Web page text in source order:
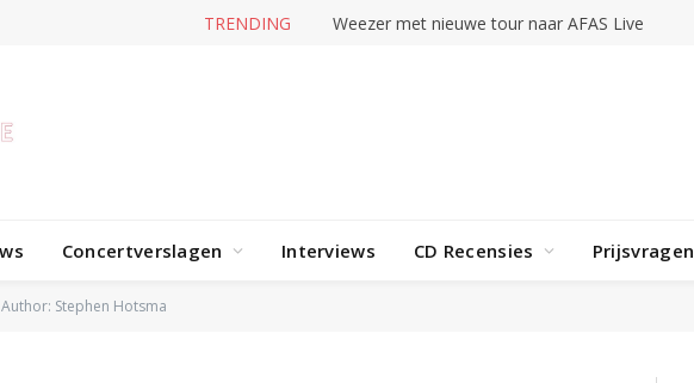
TRENDING Weezer met nieuwe tour naar AFAS Live
Concertverslagen Interviews CD Recensies Prijsvragen
Author: Stephen Hotsma